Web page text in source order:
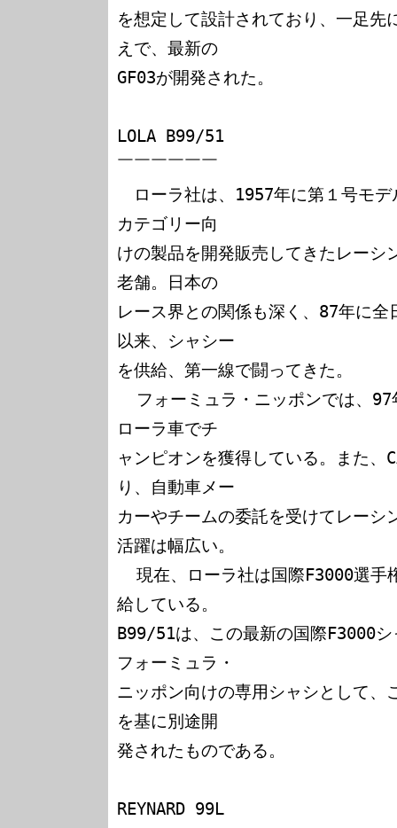
を想定して設計されており、一足先
えで、最新の
GF03が開発された。
LOLA B99/51
￣￣￣￣￣￣
ローラ社は、1957年に第１号モデ
カテゴリー向
けの製品を開発販売してきたレーシ
老舗。日本の
レース界との関係も深く、87年に
以来、シャシー
を供給、第一線で闘ってきた。
ローラ車でチ
ャンピオンを獲得している。また、
り、自動車メー
カーやチームの委託を受けてレーシ
活躍は幅広い。
給している。
B99/51は、この最新の国際F3000
フォーミュラ・
ニッポン向けの専用シャシとして、
を基に別途開
発されたものである。
REYNARD 99L